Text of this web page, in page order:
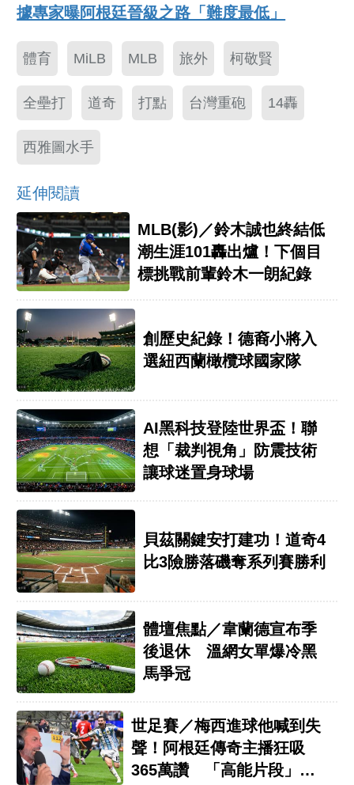
據專家曝阿根廷晉級之路「難度最低」
體育 MiLB MLB 旅外 柯敬賢
全壘打 道奇 打點 台灣重砲 14轟
西雅圖水手
延伸閱讀
MLB(影)／鈴木誠也終結低
潮生涯101轟出爐！下個目
標挑戰前輩鈴木一朗紀錄
創歷史紀錄！德裔小將入
選紐西蘭橄欖球國家隊
AI黑科技登陸世界盃！聯
想「裁判視角」防震技術
讓球迷置身球場
貝茲關鍵安打建功！道奇4
比3險勝落磯奪系列賽勝利
體壇焦點／韋蘭德宣布季
後退休 溫網女單爆冷黑
馬爭冠
世足賽／梅西進球他喊到失
聲！阿根廷傳奇主播狂吸
365萬讚 「高能片段」球